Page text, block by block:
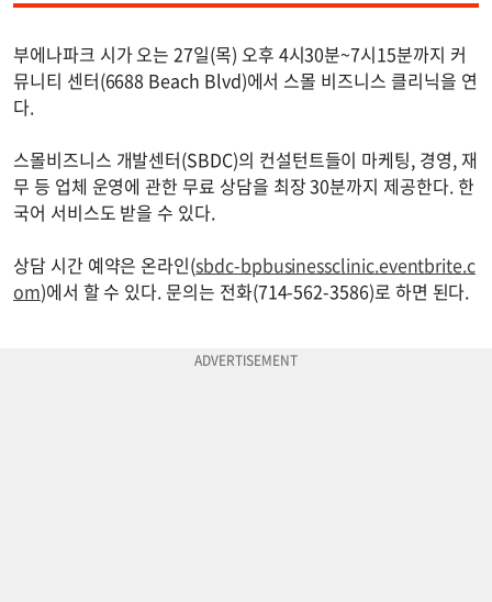
부에나파크 시가 오는 27일(목) 오후 4시30분~7시15분까지 커
뮤니티 센터(6688 Beach Blvd)에서 스몰 비즈니스 클리닉을 연
다.
스몰비즈니스 개발센터(SBDC)의 컨설턴트들이 마케팅, 경영, 재
무 등 업체 운영에 관한 무료 상담을 최장 30분까지 제공한다. 한
국어 서비스도 받을 수 있다.
상담 시간 예약은 온라인(sbdc-bpbusinessclinic.eventbrite.c
om)에서 할 수 있다. 문의는 전화(714-562-3586)로 하면 된다.